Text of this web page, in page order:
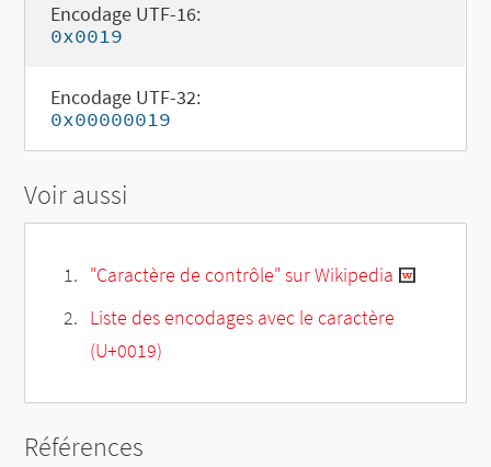
Encodage UTF-16:
0x0019
Encodage UTF-32:
0x00000019
Voir aussi
"Caractère de contrôle" sur Wikipedia
Liste des encodages avec le caractère
(U+0019)
Références